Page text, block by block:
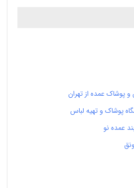
و پوشاک عمده از تهران
پوشاک و تهیه لباس
عمده نو